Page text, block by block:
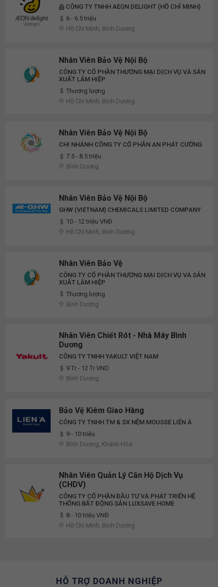
CÔNG TY TNHH AEON DELIGHT (HỒ CHÍ MINH)
6 - 6.5 triệu
Hồ Chí Minh, Bình Dương
Nhân Viên Bảo Vệ Nội Bộ
CÔNG TY CỔ PHẦN THƯƠNG MẠI DỊCH VỤ VÀ SẢN
XUẤT LÂM HIỆP
Thương lượng
Hồ Chí Minh, Bình Dương
Nhân Viên Bảo Vệ Nội Bộ
CHI NHÁNH CÔNG TY CỔ PHẦN AN PHÁT CƯỜNG
7.5 - 8.5 triệu
Bình Dương
Nhân Viên Bảo Vệ Nội Bộ
GHW (VIETNAM) CHEMICALS LIMITED COMPANY
10 - 12 triệu VNĐ
Hồ Chí Minh, Bình Dương
Nhân Viên Bảo Vệ
CÔNG TY CỔ PHẦN THƯƠNG MẠI DỊCH VỤ VÀ SẢN
XUẤT LÂM HIỆP
Thương lượng
Bình Dương
Nhân Viên Chiết Rót - Nhà Máy Bình
Dương
CÔNG TY TNHH YAKULT VIỆT NAM
9 Tr - 12 Tr VND
Bình Dương
Bảo Vệ Kiêm Giao Hàng
CÔNG TY TNHH TM & SX NỆM MOUSSE LIÊN Á
9 - 10 triệu
Bình Dương, Khánh Hòa
Nhân Viên Quản Lý Căn Hộ Dịch Vụ
(CHDV)
CÔNG TY CỔ PHẦN ĐẦU TƯ VÀ PHÁT TRIỂN HỆ
THỐNG BẤT ĐỘNG SẢN LUXSAVE HOME
8 - 10 triệu VNĐ
Hồ Chí Minh, Bình Dương
HỖ TRỢ DOANH NGHIỆP